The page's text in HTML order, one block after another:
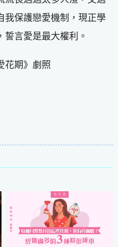
我保護戀愛機制，現正學
言愛是最大權利。
花期》劇照